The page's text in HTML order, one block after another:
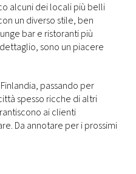
alcuni dei locali più belli
un diverso stile, ben
bar e ristoranti più
sono un piacere
passando per
spesso ricche di altri
ai clienti
Da annotare per i prossimi